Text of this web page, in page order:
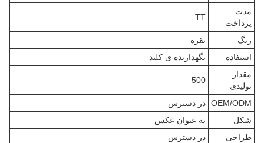
مدت
پرداخت
TT
رنگ
نقره
استفاده
نگهدارنده ی کلید
مقدار
تولیدی
500
OEM/ODM
در دسترس
شکل
به عنوان عکس
طراحی
در دسترس